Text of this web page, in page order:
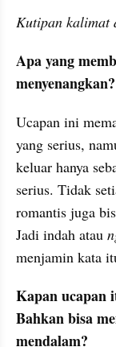
Kutipan kalimat
Apa yang
menyenangkan?
Ucapan ini
yang serius,
keluar hanya
serius. Tidak
romantis juga
Jadi indah atau
menjamin kata
Kapan ucapan
Bahkan bisa
mendalam?